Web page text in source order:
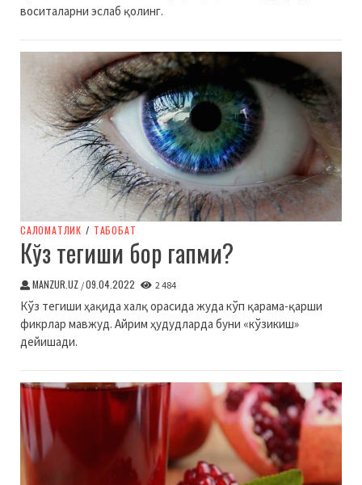
воситаларни эслаб қолинг.
CАЛОМАТЛИК / ТАБОБАТ
Кўз тегиши бор гапми?
MANZUR.UZ /09.04.2022 2 484
Кўз тегиши ҳақида халқ орасида жуда кўп қарама-қарши
фикрлар мавжуд. Айрим ҳудудларда буни «кўзикиш»
дейишади.